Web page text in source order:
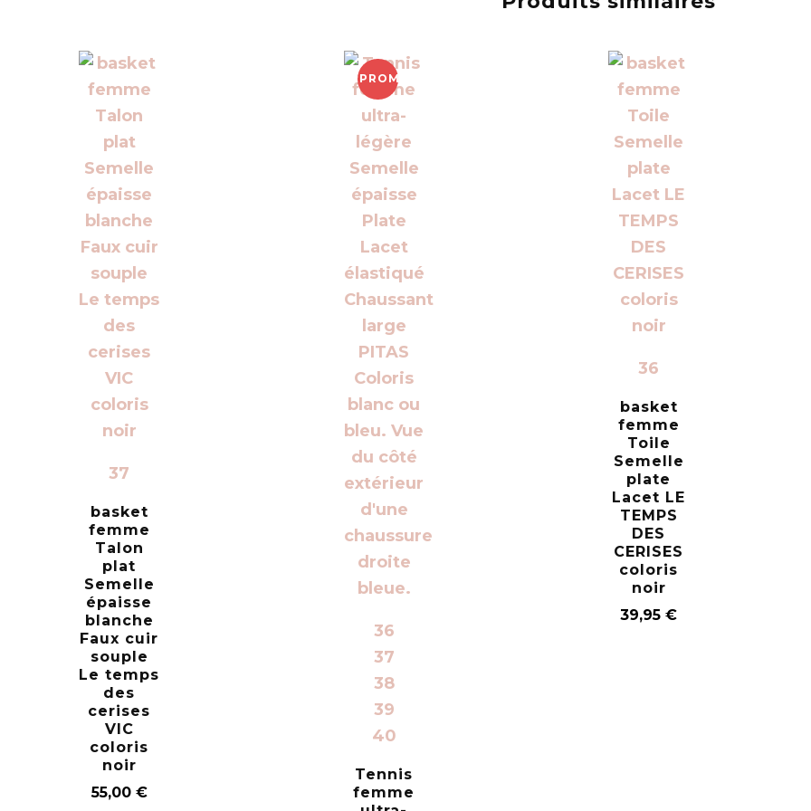
37
basket
femme
Talon
plat
Semelle
épaisse
blanche
Faux cuir
souple
Le temps
des
cerises
VIC
coloris
noir
55,00 €
PROMO !
36
37
38
39
40
Tennis
femme
36
basket
femme
Toile
Semelle
plate
Lacet LE
TEMPS
DES
CERISES
coloris
noir
39,95€